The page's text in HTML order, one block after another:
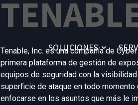
SOLUCIONES
Tenable, Inc. es una compañía de
primera plataforma de gestión de
equipos de seguridad con la
superficie de ataque en todo
enfocarse en los asuntos que más le